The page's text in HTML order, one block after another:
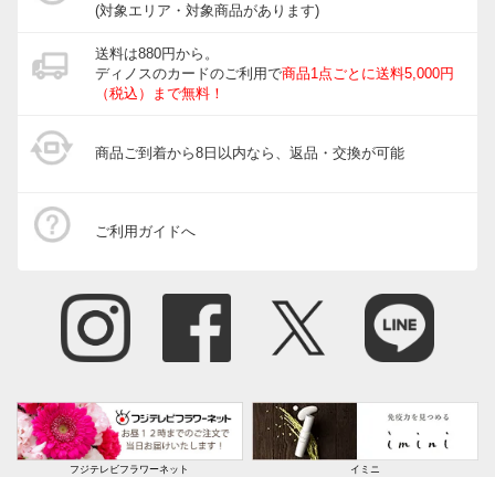
(対象エリア・対象商品があります)
送料は880円から。
ディノスのカードのご利用で商品1点ごとに送料5,000円
（税込）まで無料！
商品ご到着から8日以内なら、返品・交換が可能
ご利用ガイドへ
フジテレビフラワーネット イミニ